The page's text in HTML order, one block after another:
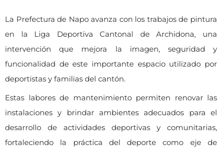
La Prefectura de Napo avanza con los trabajos de pintura
en la Liga Deportiva Cantonal de Archidona, una
intervención que mejora la imagen, seguridad y
funcionalidad de este importante espacio utilizado por
deportistas y familias del cantón.
Estas labores de mantenimiento permiten renovar las
instalaciones y brindar ambientes adecuados para el
desarrollo de actividades deportivas y comunitarias,
fortaleciendo la práctica del deporte como eje de